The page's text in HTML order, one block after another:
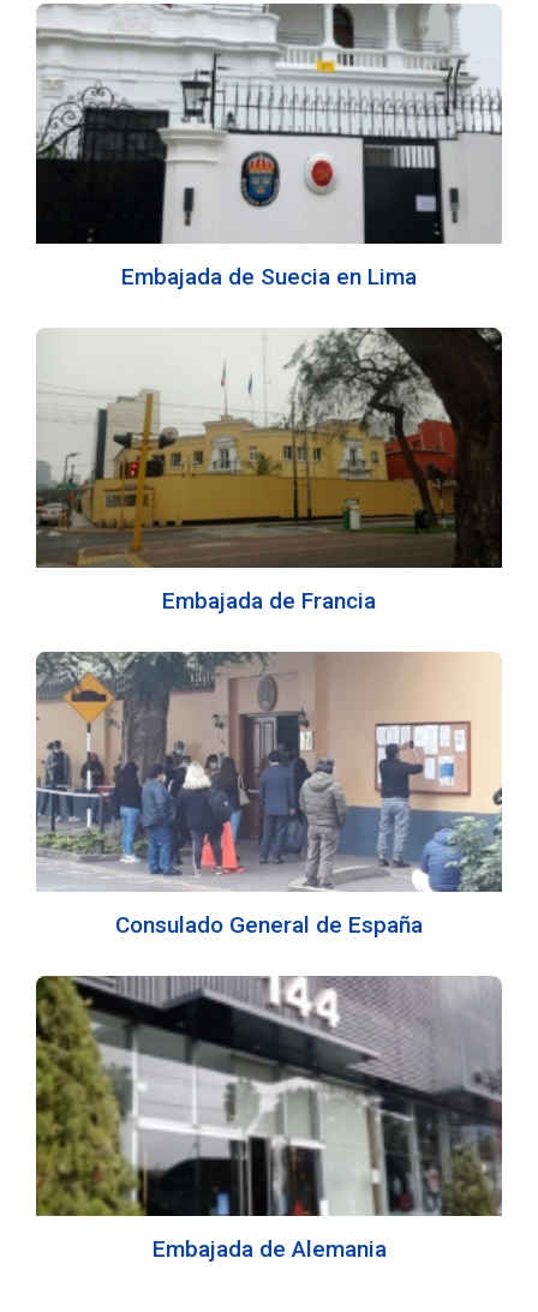
Embajada de Suecia en Lima
Embajada de Francia
Consulado General de España
Embajada de Alemania